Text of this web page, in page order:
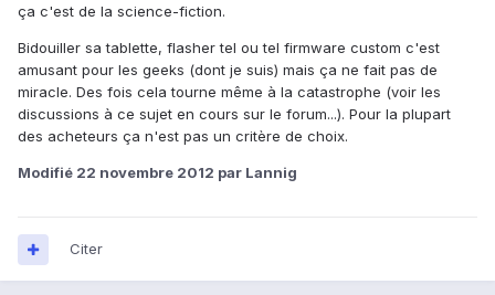
ça c'est de la science-fiction.
Bidouiller sa tablette, flasher tel ou tel firmware custom c'est
amusant pour les geeks (dont je suis) mais ça ne fait pas de
miracle. Des fois cela tourne même à la catastrophe (voir les
discussions à ce sujet en cours sur le forum...). Pour la plupart
des acheteurs ça n'est pas un critère de choix.
Modifié 22 novembre 2012 par Lannig
Citer